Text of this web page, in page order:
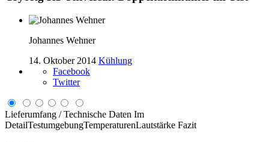
Johannes Wehner
14. Oktober 2014 Kühlung
Facebook
Twitter
Lieferumfang / Technische Daten Im
DetailTestumgebungTemperaturenLautstärke Fazit